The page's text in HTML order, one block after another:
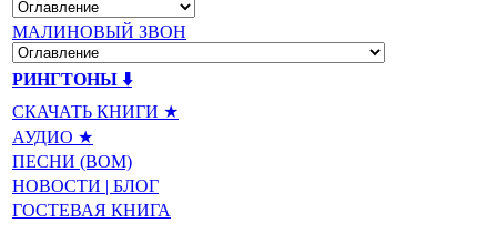
МАЛИНОВЫЙ ЗВОН
РИНГТОНЫ ⬇️
СКАЧАТЬ КНИГИ ★
АУДИО ★
ПЕСНИ (BOM)
НОВОСТИ | БЛОГ
ГОСТЕВАЯ КНИГА